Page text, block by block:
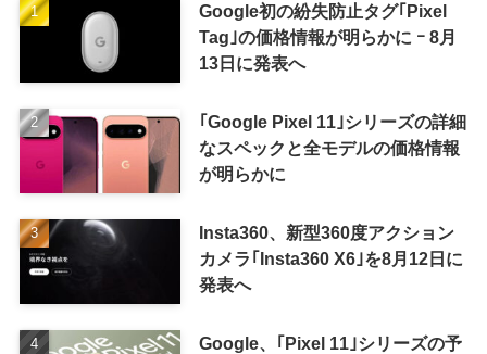
Google初の紛失防止タグ｢Pixel
Tag｣の価格情報が明らかに ｰ 8月
13日に発表へ
｢Google Pixel 11｣シリーズの詳細
なスペックと全モデルの価格情報
が明らかに
Insta360、新型360度アクション
カメラ｢Insta360 X6｣を8月12日に
発表へ
Google、｢Pixel 11｣シリーズの予